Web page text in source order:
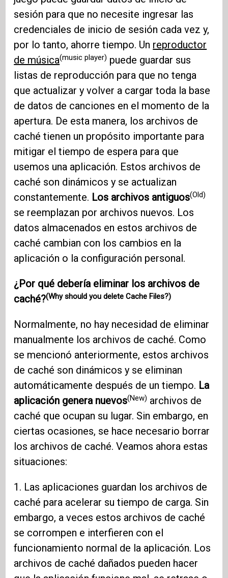
sesión para que no necesite ingresar las
credenciales de inicio de sesión cada vez y,
por lo tanto, ahorre tiempo. Un reproductor
de música(music player) puede guardar sus
listas de reproducción para que no tenga
que actualizar y volver a cargar toda la base
de datos de canciones en el momento de la
apertura. De esta manera, los archivos de
caché tienen un propósito importante para
mitigar el tiempo de espera para que
usemos una aplicación. Estos archivos de
caché son dinámicos y se actualizan
constantemente. Los archivos antiguos(Old)
se reemplazan por archivos nuevos. Los
datos almacenados en estos archivos de
caché cambian con los cambios en la
aplicación o la configuración personal.
¿Por qué debería eliminar los archivos de
caché?(Why should you delete Cache Files?)
Normalmente, no hay necesidad de eliminar
manualmente los archivos de caché. Como
se mencionó anteriormente, estos archivos
de caché son dinámicos y se eliminan
automáticamente después de un tiempo. La
aplicación genera nuevos(New) archivos de
caché que ocupan su lugar. Sin embargo, en
ciertas ocasiones, se hace necesario borrar
los archivos de caché. Veamos ahora estas
situaciones:
1. Las aplicaciones guardan los archivos de
caché para acelerar su tiempo de carga. Sin
embargo, a veces estos archivos de caché
se corrompen e interfieren con el
funcionamiento normal de la aplicación. Los
archivos de caché dañados pueden hacer